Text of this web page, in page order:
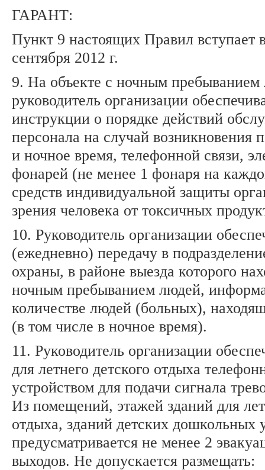
ГАРАНТ:
Пункт 9 настоящих Правил вступает
сентября 2012 г.
9. На объекте с ночным
руководитель организации
инструкции о порядке действий
персонала на случай возникновения
и ночное время, телефонной связи,
фонарей (не менее 1 фонаря на
средств индивидуальной защиты
зрения человека от токсичных
10. Руководитель организации
(ежедневно) передачу в
охраны, в районе выезда которого
ночным пребыванием людей,
количестве людей (больных),
(в том числе в ночное время).
11. Руководитель организации
для летнего детского отдыха
устройством для подачи сигнала
Из помещений, этажей зданий для
отдыха, зданий детских дошкольных
предусматривается не менее 2
выходов. Не допускается размещать: